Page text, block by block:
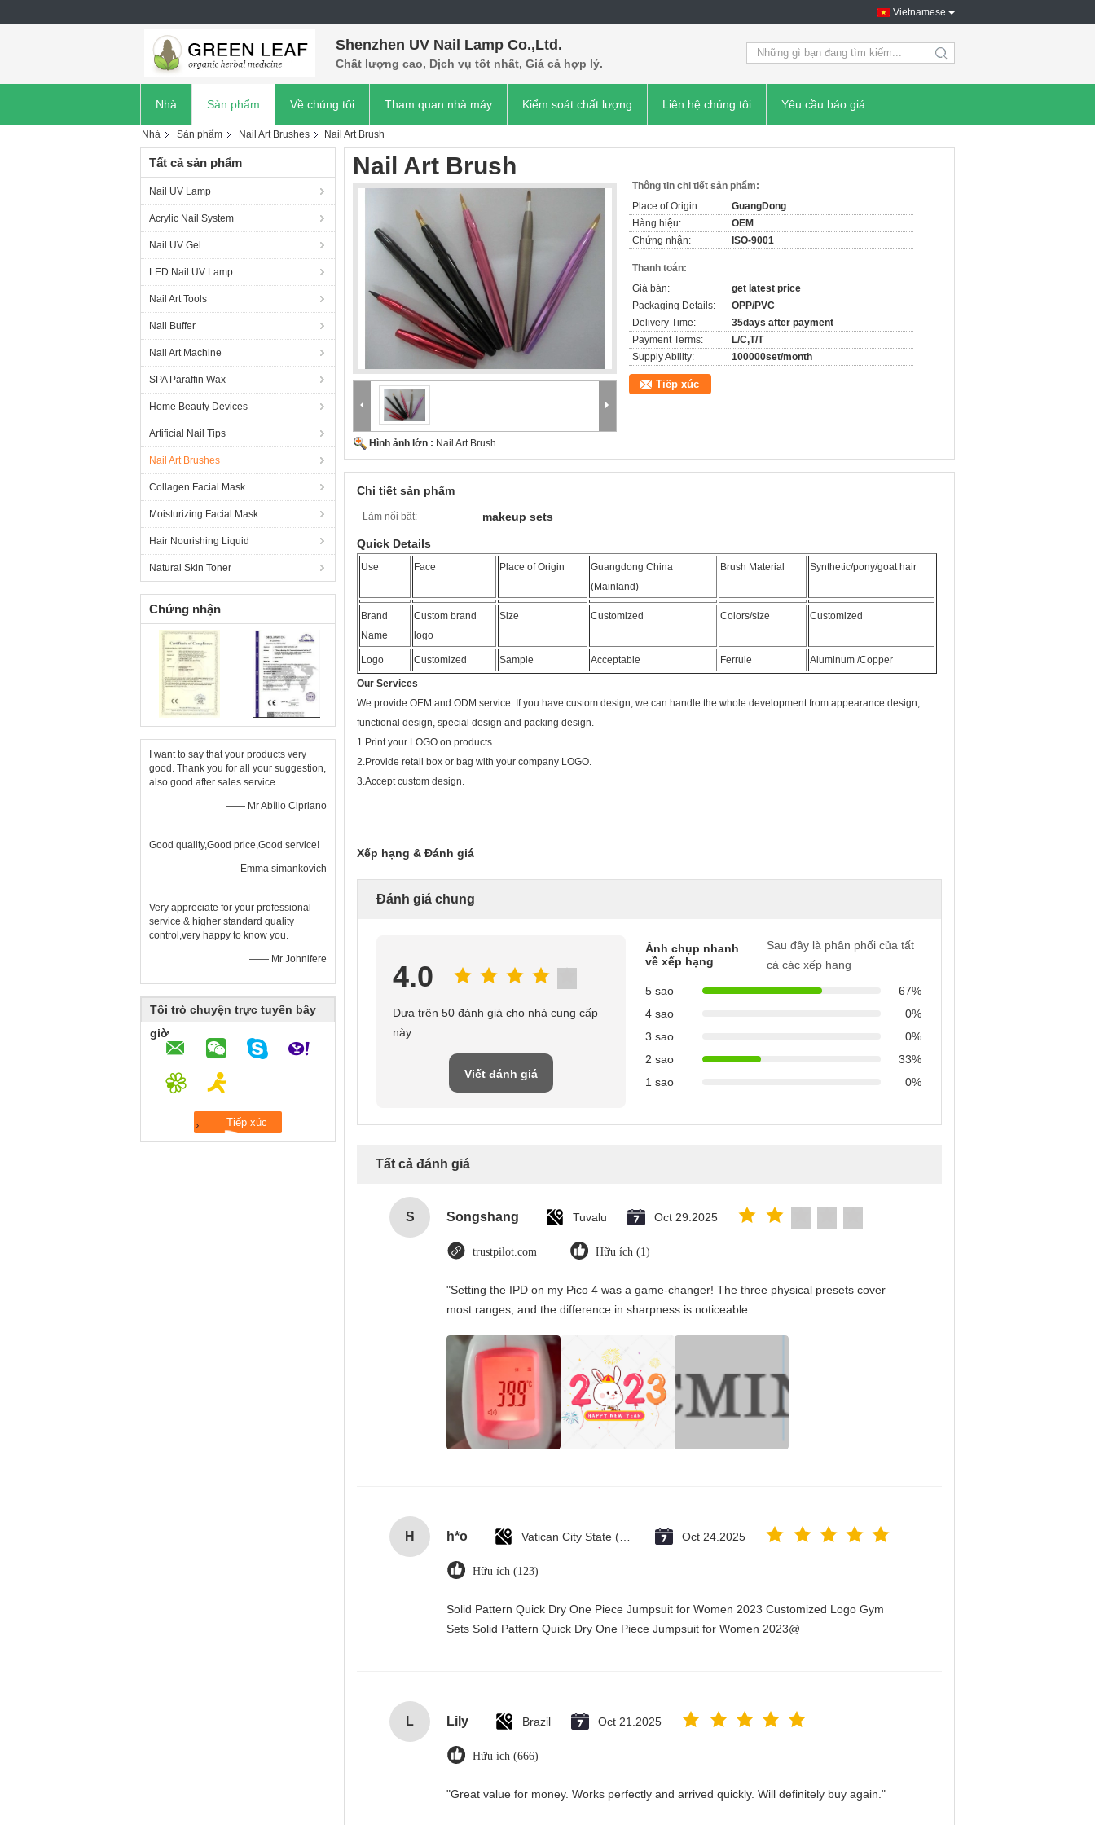
Vietnamese
Shenzhen UV Nail Lamp Co.,Ltd.
Chất lượng cao, Dịch vụ tốt nhất, Giá cả hợp lý. search
Nhà Sản phẩm Về chúng tôi Tham quan nhà máy Kiểm soát chất lượng Liên hệ chúng tôi Yêu cầu báo giá
Nhà Sản phẩm Nail Art Brushes Nail Art Brush
Tất cả sản phẩm
Nail UV Lamp
Acrylic Nail System
Nail UV Gel
LED Nail UV Lamp
Nail Art Tools
Nail Buffer
Nail Art Machine
SPA Paraffin Wax
Home Beauty Devices
Artificial Nail Tips
Nail Art Brushes
Collagen Facial Mask
Moisturizing Facial Mask
Hair Nourishing Liquid
Natural Skin Toner
Chứng nhận
I want to say that your products very
good. Thank you for all your suggestion,
also good after sales service.
—— Mr Abílio Cipriano
Good quality,Good price,Good service!
—— Emma simankovich
Very appreciate for your professional
service & higher standard quality
control,very happy to know you.
—— Mr Johnifere
Tôi trò chuyện trực tuyến bây
giờ
Nail Art Brush
Hình ảnh lớn : Nail Art Brush
Thông tin chi tiết sản phẩm:
Place of Origin:
GuangDong
Hàng hiệu:
OEM
Chứng nhận:
ISO-9001
Thanh toán:
Giá bán:
get latest price
Packaging Details:
OPP/PVC
Delivery Time:
35days after payment
Payment Terms:
L/C,T/T
Supply Ability:
100000set/month
Tiếp xúc
Chi tiết sản phẩm
Làm nổi bật: makeup sets
Quick Details
Use Face Place of Origin
Guangdong China
(Mainland)
Brush Material Synthetic/pony/goat hair
Brand
Name
Custom brand
logo
Size Customized Colors/size Customized
Logo Customized Sample Acceptable Ferrule Aluminum /Copper
Our Services
We provide OEM and ODM service. If you have custom design, we can handle the whole development from appearance design,
functional design, special design and packing design.
1.Print your LOGO on products.
2.Provide retail box or bag with your company LOGO.
3.Accept custom design.
Xếp hạng & Đánh giá
Đánh giá chung
4.0
Dựa trên 50 đánh giá cho nhà cung cấp
này
Viết đánh giá
Ảnh chụp nhanh
về xếp hạng
Sau đây là phân phối của tất
cả các xếp hạng
5 sao
67%
4 sao
0%
3 sao
0%
2 sao
33%
1 sao
0%
Tất cả đánh giá
S Songshang Tuvalu Oct 29.2025
trustpilot.com Hữu ích (1)
"Setting the IPD on my Pico 4 was a game-changer! The three physical presets cover
most ranges, and the difference in sharpness is noticeable.
H h*o Oct 24.2025
Hữu ích (123)
Solid Pattern Quick Dry One Piece Jumpsuit for Women 2023 Customized Logo Gym
Sets Solid Pattern Quick Dry One Piece Jumpsuit for Women 2023@
L Lily Brazil Oct 21.2025
Hữu ích (666)
"Great value for money. Works perfectly and arrived quickly. Will definitely buy again."